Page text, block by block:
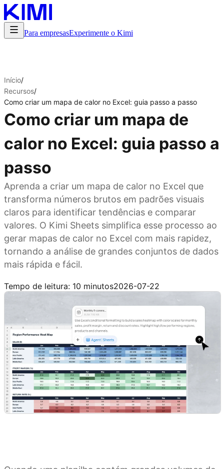
Para empresasExperimente o Kimi
Início/
Recursos/
Como criar um mapa de calor no Excel: guia passo a passo
Como criar um mapa de
calor no Excel: guia passo a
passo
Aprenda a criar um mapa de calor no Excel que
transforma números brutos em padrões visuais
claros para identificar tendências e comparar
valores. O Kimi Sheets simplifica esse processo ao
gerar mapas de calor no Excel com mais rapidez,
tornando a análise de grandes conjuntos de dados
mais rápida e fácil.
Tempo de leitura: 10 minutos2026-07-22